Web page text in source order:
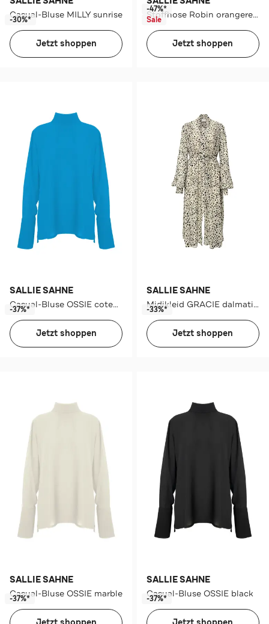
Casual-Bluse MILLY sunrise
-30%*
Jetzt shoppen
Stoffhose Robin orangered Straight
-47%*
Sale
Jetzt shoppen
SALLIE SAHNE
Casual-Bluse OSSIE coteblue
-37%*
Jetzt shoppen
SALLIE SAHNE
Midikleid GRACIE dalmatian
-33%*
Jetzt shoppen
SALLIE SAHNE
Casual-Bluse OSSIE marble
-37%*
SALLIE SAHNE
Casual-Bluse OSSIE black
-37%*